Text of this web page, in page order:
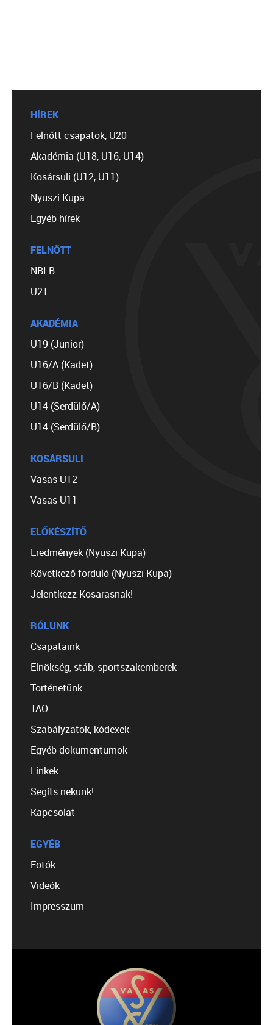
HÍREK
Felnőtt csapatok, U20
Akadémia (U18, U16, U14)
Kosársuli (U12, U11)
Nyuszi Kupa
Egyéb hírek
FELNŐTT
NBI B
U21
AKADÉMIA
U19 (Junior)
U16/A (Kadet)
U16/B (Kadet)
U14 (Serdülő/A)
U14 (Serdülő/B)
KOSÁRSULI
Vasas U12
Vasas U11
ELŐKÉSZÍTŐ
Eredmények (Nyuszi Kupa)
Következő forduló (Nyuszi Kupa)
Jelentkezz Kosarasnak!
RÓLUNK
Csapataink
Elnökség, stáb, sportszakemberek
Történetünk
TAO
Szabályzatok, kódexek
Egyéb dokumentumok
Linkek
Segíts nekünk!
Kapcsolat
EGYÉB
Fotók
Videók
Impresszum